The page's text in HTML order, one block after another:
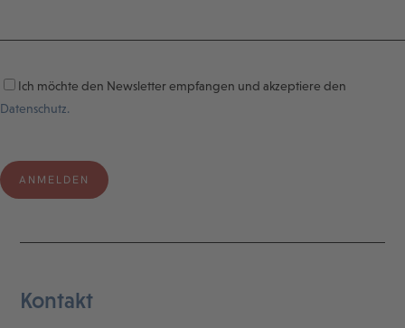
Ich möchte den Newsletter empfangen und akzeptiere den
Datenschutz.
Kontakt